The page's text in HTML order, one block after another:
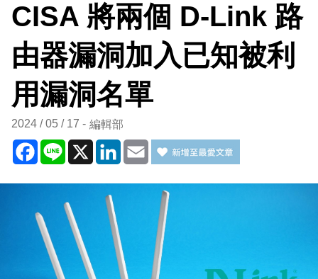
CISA 將兩個 D-Link 路
由器漏洞加入已知被利
用漏洞名單
2024 / 05 / 17 編輯部
Facebook
Line X LinkedIn
Email